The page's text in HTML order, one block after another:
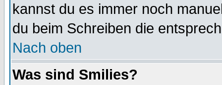
kannst du es immer noch
du beim Schreiben die
Nach oben
Was sind Smilies?